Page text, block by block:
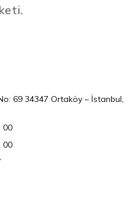
69 34347 Ortaköy – İstanbul,
00
00